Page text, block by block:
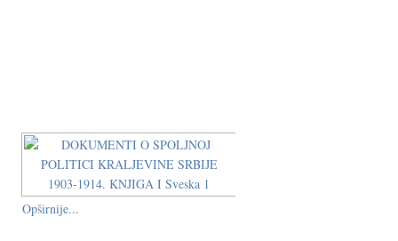
Opširnije...